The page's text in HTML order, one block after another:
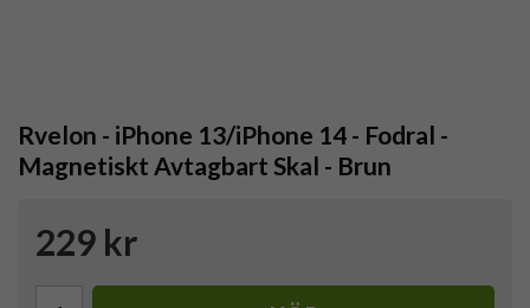
Rvelon - iPhone 13/iPhone 14 - Fodral -
Magnetiskt Avtagbart Skal - Brun
229 kr